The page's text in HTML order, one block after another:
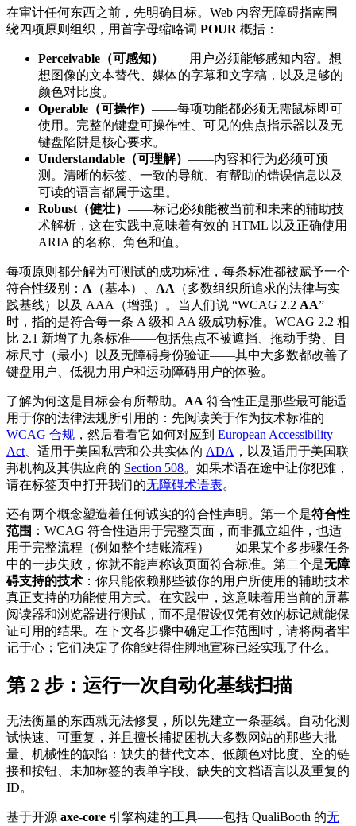
在审计任何东西之前，先明确目标。Web 内容无障碍指南围
绕四项原则组织，用首字母缩略词 POUR 概括：
Perceivable（可感知） ——用户必须能够感知内容。想
想图像的文本替代、媒体的字幕和文字稿，以及足够的
颜色对比度。
Operable（可操作） ——每项功能都必须无需鼠标即可
使用。完整的键盘可操作性、可见的焦点指示器以及无
键盘陷阱是核心要求。
Understandable（可理解） ——内容和行为必须可预
测。清晰的标签、一致的导航、有帮助的错误信息以及
可读的语言都属于这里。
Robust（健壮） ——标记必须能被当前和未来的辅助技
术解析，这在实践中意味着有效的 HTML 以及正确使用
ARIA 的名称、角色和值。
每项原则都分解为可测试的成功标准，每条标准都被赋予一个
符合性级别： A （基本）、 AA （多数组织所追求的法律与实
践基线）以及 AAA（增强）。当人们说 “WCAG 2.2 AA”
时，指的是符合每一条 A 级和 AA 级成功标准。WCAG 2.2 相
比 2.1 新增了九条标准——包括焦点不被遮挡、拖动手势、目
标尺寸（最小）以及无障碍身份验证——其中大多数都改善了
键盘用户、低视力用户和运动障碍用户的体验。
了解为何这是目标会有所帮助。 AA 符合性正是那些最可能适
用于你的法律法规所引用的：先阅读关于作为技术标准的
WCAG 合规 ，然后看看它如何对应到 European Accessibility
Act 、适用于美国私营和公共实体的 ADA ，以及适用于美国联
邦机构及其供应商的 Section 508。如果术语在途中让你犯难，
请在标签页中打开我们的无障碍术语表。
还有两个概念塑造着任何诚实的符合性声明。第一个是符合性
范围 ：WCAG 符合性适用于完整页面，而非孤立组件，也适
用于完整流程（例如整个结账流程）——如果某个多步骤任务
中的一步失败，你就不能声称该页面符合标准。第二个是无障
碍支持的技术 ：你只能依赖那些被你的用户所使用的辅助技术
真正支持的功能使用方式。在实践中，这意味着用当前的屏幕
阅读器和浏览器进行测试，而不是假设仅凭有效的标记就能保
证可用的结果。在下文各步骤中确定工作范围时，请将两者牢
记于心；它们决定了你能站得住脚地宣称已经实现了什么。
第 2 步：运行一次自动化基线扫描
无法衡量的东西就无法修复，所以先建立一条基线。自动化测
试快速、可重复，并且擅长捕捉困扰大多数网站的那些大批
量、机械性的缺陷：缺失的替代文本、低颜色对比度、空的链
接和按钮、未加标签的表单字段、缺失的文档语言以及重复的
ID。
基于开源 axe-core 引擎构建的工具——包括 QualiBooth 的无